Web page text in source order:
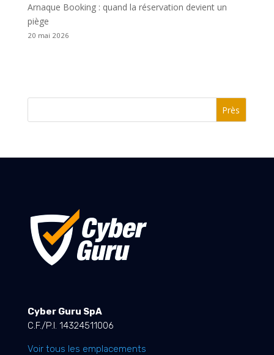
Arnaque Booking : quand la réservation devient un
piège
20 mai 2026
Près
Cyber Guru SpA
C.F./P.I. 14324511006
Voir tous les emplacements